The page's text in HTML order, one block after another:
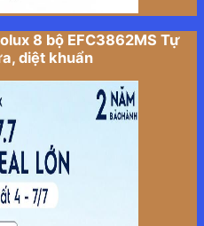
8 bộ EFC3862MS Tự
diệt khuẩn